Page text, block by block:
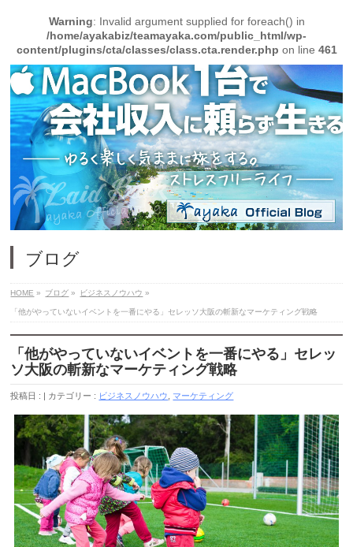
Warning: Invalid argument supplied for foreach() in
/home/ayakabiz/teamayaka.com/public_html/wp-
content/plugins/cta/classes/class.cta.render.php on line 461
ブログ
HOME » ブログ » ビジネスノウハウ »
「他がやっていないイベントを一番にやる」セレッソ大阪の斬新なマーケティング戦略
「他がやっていないイベントを一番にやる」セレッ
ソ大阪の斬新なマーケティング戦略
投稿日 : カテゴリー : ビジネスノウハウ マーケティング